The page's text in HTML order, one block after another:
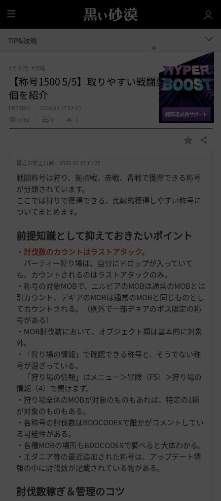
全
体
TIP&攻略
#その他 #攻略
【称号1500 5/5】取りやすい戦闘型称号約600
個を紹介
FRESIA3
2026.04.27 02:43
3762
0 1
お
入
共有する
最近の修正日時 : 2026.06.15 13:22
戦闘称号は狩り、拠点戦、赤戦、青戦で獲得できる称号
が分類されています。
ここでは狩りで獲得できる、比較的獲得しやすい称号に
ついてまとめます。
前提知識として抑えておきたいポイント
・ 討伐数のカウントはラストアタック。
パーティー狩り場は、自分にドロップが入っていて
も、カウントされるのはラストアタックのみ。
・称号の対象MOBで、エルビアのMOBは通常のMOBとは
別カウント、デキアのMOBは通常のMOBと同じものとし
てカウントされる。（例外で一部デキアのボス限定の称
号がある）
・MOB討伐数において、オブジェクト類は基本的に対象
外。
・「狩り場の情報」で確認できる称号と、そうでない称
号が混ざっている。
「狩り場の情報」はメニュー＞冒険（F5）＞狩り場の
情報（4）で開けます。
・狩り場全体のMOBが対象のものもあれば、特定の1種
が対象のものもある。
・各称号の討伐数はBDOCODEXで誰かがコメントしてい
る可能性がある。
・各種MOBの場所もBDOCODEXで調べると大体わかる。
・エダニア等の最近追加された称号は、アップデート情
報の中に討伐数が記載されている物がある。
討伐数稼ぎ＆管理のコツ